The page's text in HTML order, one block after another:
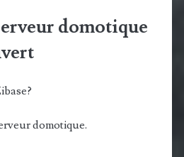
domotique
domotique.